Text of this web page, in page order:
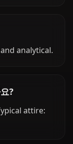
analytical.
?
attire: